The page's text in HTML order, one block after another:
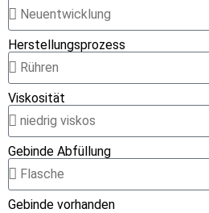
Herstellungsprozess
Viskosität
Gebinde Abfüllung
Gebinde vorhanden